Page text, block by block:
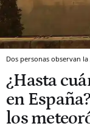
Dos personas observan
¿Hasta
en
los